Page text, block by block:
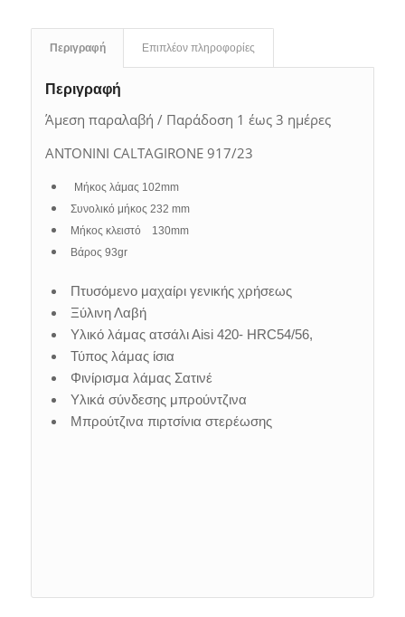
Περιγραφή Επιπλέον πληροφορίες
Περιγραφή
Άμεση παραλαβή / Παράδοση 1 έως 3 ημέρες
ANTONINI CALTAGIRONE 917/23
Μήκος λάμας 102mm
Συνολικό μήκος 232 mm
Μήκος κλειστό 130mm
Βάρος 93gr
Πτυσόμενο μαχαίρι γενικής χρήσεως
Ξύλινη Λαβή
Υλικό λάμας ατσάλι Αisi 420- ΗRC54/56,
Τύπος λάμας ίσια
Φινίρισμα λάμας Σατινέ
Υλικά σύνδεσης μπρούντζινα
Μπρούτζινα πιρτσίνια στερέωσης